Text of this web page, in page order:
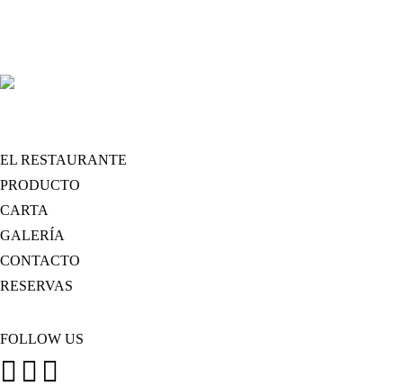
EL RESTAURANTE
PRODUCTO
CARTA
GALERÍA
CONTACTO
RESERVAS
FOLLOW US